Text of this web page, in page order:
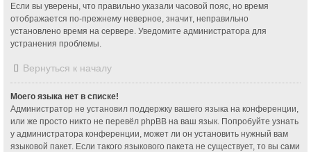
Если вы уверены, что правильно указали часовой пояс, но время
отображается по-прежнему неверное, значит, неправильно
установлено время на сервере. Уведомите администратора для
устранения проблемы.
Вернуться к началу
Моего языка нет в списке!
Администратор не установил поддержку вашего языка на конференции,
или же просто никто не перевёл phpBB на ваш язык. Попробуйте узнать
у администратора конференции, может ли он установить нужный вам
языковой пакет. Если такого языкового пакета не существует, то вы сами